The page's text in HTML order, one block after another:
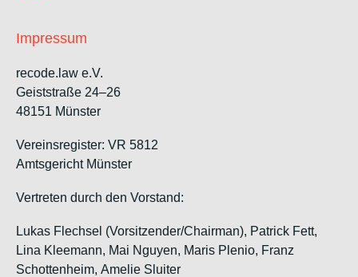
Impressum
recode.law e.V.
Geiststraße 24–26
48151 Münster
Vereinsregister: VR 5812
Amtsgericht Münster
Vertreten durch den Vorstand:
Lukas Flechsel (Vorsitzender/Chairman), Patrick Fett,
Lina Kleemann, Mai Nguyen, Maris Plenio, Franz
Schottenheim, Amelie Sluiter